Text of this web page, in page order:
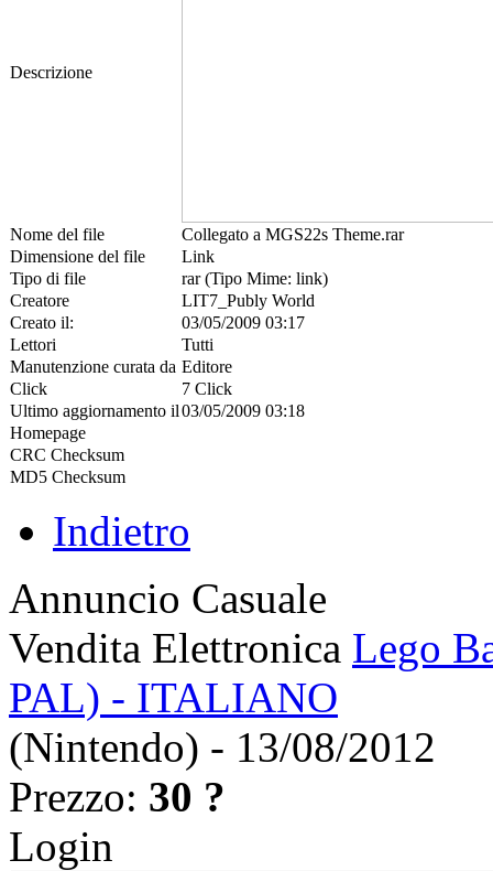
Descrizione
Nome del file
Collegato a MGS22s Theme.rar
Dimensione del file
Link
Tipo di file
rar (Tipo Mime: link)
Creatore
LIT7_Publy World
Creato il:
03/05/2009 03:17
Lettori
Tutti
Manutenzione curata da Editore
Click
7 Click
Ultimo aggiornamento il03/05/2009 03:18
Homepage
CRC Checksum
MD5 Checksum
Indietro
Annuncio Casuale
Vendita Elettronica Lego
PAL) - ITALIANO
(Nintendo) - 13/08/2012
Prezzo: 30 ?
Login